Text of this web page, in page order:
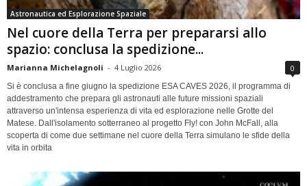
Astronautica ed Esplorazione Spaziale
Nel cuore della Terra per prepararsi allo
spazio: conclusa la spedizione...
Marianna Michelagnoli - 4 Luglio 2026 0
Si è conclusa a fine giugno la spedizione ESA CAVES 2026, il programma di
addestramento che prepara gli astronauti alle future missioni spaziali
attraverso un'intensa esperienza di vita ed esplorazione nelle Grotte del
Matese. Dall'isolamento sotterraneo al progetto Fly! con John McFall, alla
scoperta di come due settimane nel cuore della Terra simulano le sfide della
vita in orbita